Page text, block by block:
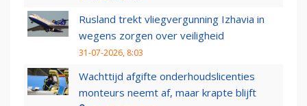
Rusland trekt vliegvergunning Izhavia in
wegens zorgen over veiligheid
31-07-2026, 8:03
Wachttijd afgifte onderhoudslicenties
monteurs neemt af, maar krapte blijft